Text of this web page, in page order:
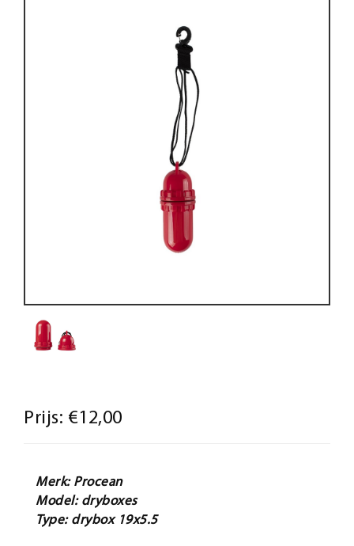
Prijs: €12,00
Merk: Procean
Model: dryboxes
Type: drybox 19x5.5